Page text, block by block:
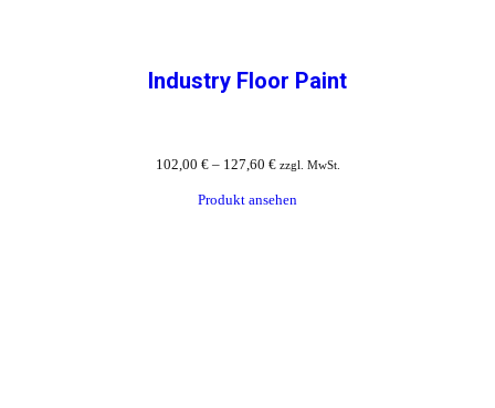
Industry Floor Paint
102,00 €– 127,60 € zzgl. MwSt.
Produkt ansehen